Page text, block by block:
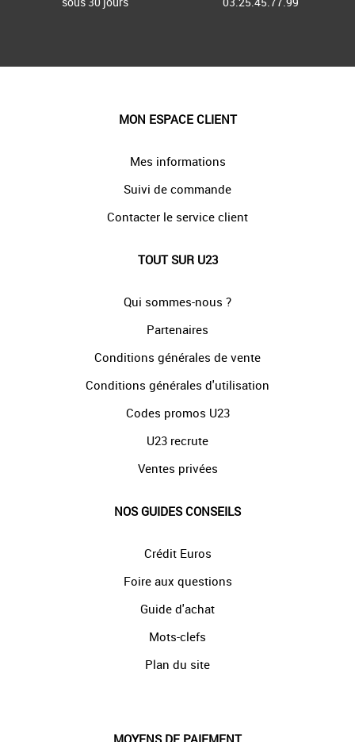
MON ESPACE CLIENT
Mes informations
Suivi de commande
Contacter le service client
TOUT SUR U23
Qui sommes-nous ?
Partenaires
Conditions générales de vente
Conditions générales d'utilisation
Codes promos U23
U23 recrute
Ventes privées
NOS GUIDES CONSEILS
Crédit Euros
Foire aux questions
Guide d'achat
Mots-clefs
Plan du site
MOYENS DE PAIEMENT